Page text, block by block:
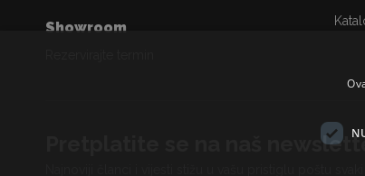
Showroom
Pretplatite se na naš